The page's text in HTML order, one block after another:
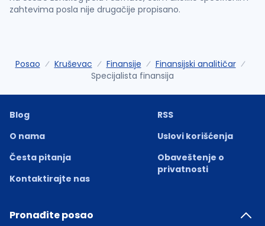
zahtevima posla nije drugačije propisano.
Posao Kruševac Finansije
Finansijski analitičar
Specijalista finansija
Blog
O nama
Česta pitanja
Kontaktirajte nas
RSS
Uslovi korišćenja
Obaveštenje o
privatnosti
Pronađite posao